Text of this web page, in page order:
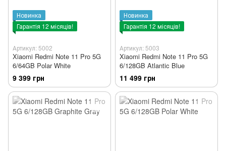
Новинка
Гарантія 12 місяців!
Артикул: 5002
Xiaomi Redmi Note 11 Pro 5G
6/64GB Polar White
9 399 грн
Новинка
Гарантія 12 місяців!
Артикул: 5003
Xiaomi Redmi Note 11 Pro 5G
6/128GB Atlantic Blue
11 499 грн